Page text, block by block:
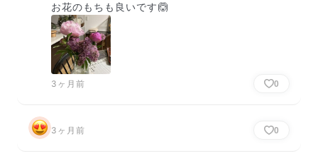
お花のもちも良いです🙆
3ヶ月前 0
3ヶ月前 0